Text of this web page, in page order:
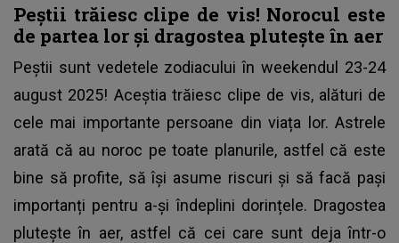
Peștii trăiesc clipe de vis! Norocul este
de partea lor și dragostea plutește în aer
Peștii sunt vedetele zodiacului în weekendul 23-24
august 2025! Aceștia trăiesc clipe de vis, alături de
cele mai importante persoane din viața lor. Astrele
arată că au noroc pe toate planurile, astfel că este
bine să profite, să își asume riscuri și să facă pași
importanți pentru a-și îndeplini dorințele. Dragostea
plutește în aer, astfel că cei care sunt deja într-o